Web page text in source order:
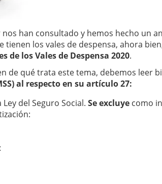
nos han consultado y hemos hecho un
tienen los vales de despensa, ahora
de los Vales de Despensa 2020.
de qué trata este tema, debemos leer
al respecto en su artículo 27:
del Seguro Social. Se excluye como